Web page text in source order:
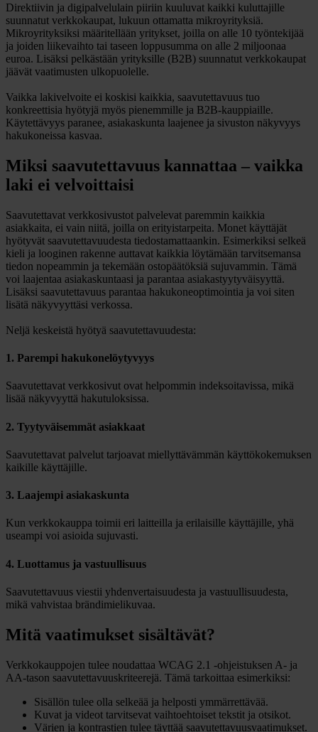
Direktiivin ja digipalvelulain piiriin kuuluvat kaikki kuluttajille
suunnatut verkkokaupat, lukuun ottamatta mikroyrityksiä.
Mikroyrityksiksi määritellään yritykset, joilla on alle 10 työntekijää
ja joiden liikevaihto tai taseen loppusumma on alle 2 miljoonaa
euroa. Lisäksi pelkästään yrityksille (B2B) suunnatut verkkokaupat
jäävät vaatimusten ulkopuolelle.
Vaikka lakivelvoite ei koskisi kaikkia, saavutettavuus tuo
konkreettisia hyötyjä myös pienemmille ja B2B-kauppiaille.
Käytettävyys paranee, asiakaskunta laajenee ja sivuston näkyvyys
hakukoneissa kasvaa.
Miksi saavutettavuus kannattaa – vaikka
laki ei velvoittaisi
Saavutettavat verkkosivustot palvelevat paremmin kaikkia
asiakkaita, ei vain niitä, joilla on erityistarpeita. Monet käyttäjät
hyötyvät saavutettavuudesta tiedostamattaankin. Esimerkiksi selkeä
kieli ja looginen rakenne auttavat kaikkia löytämään tarvitsemansa
tiedon nopeammin ja tekemään ostopäätöksiä sujuvammin. Tämä
voi laajentaa asiakaskuntaasi ja parantaa asiakastyytyväisyyttä.
Lisäksi saavutettavuus parantaa hakukoneoptimointia ja voi siten
lisätä näkyvyyttäsi verkossa.
Neljä keskeistä hyötyä saavutettavuudesta:
1. Parempi hakukonelöytyvyys
Saavutettavat verkkosivut ovat helpommin indeksoitavissa, mikä
lisää näkyvyyttä hakutuloksissa.
2. Tyytyväisemmät asiakkaat
Saavutettavat palvelut tarjoavat miellyttävämmän käyttökokemuksen
kaikille käyttäjille.
3. Laajempi asiakaskunta
Kun verkkokauppa toimii eri laitteilla ja erilaisille käyttäjille, yhä
useampi voi asioida sujuvasti.
4. Luottamus ja vastuullisuus
Saavutettavuus viestii yhdenvertaisuudesta ja vastuullisuudesta,
mikä vahvistaa brändimielikuvaa.
Mitä vaatimukset sisältävät?
Verkkokauppojen tulee noudattaa WCAG 2.1 -ohjeistuksen A- ja
AA-tason saavutettavuuskriteerejä. Tämä tarkoittaa esimerkiksi:
Sisällön tulee olla selkeää ja helposti ymmärrettävää.
Kuvat ja videot tarvitsevat vaihtoehtoiset tekstit ja otsikot.
Värien ja kontrastien tulee täyttää saavutettavuusvaatimukset.